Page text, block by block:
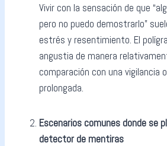
Vivir con la sensación de que
pero no puedo demostrarlo”
estrés y resentimiento. El
angustia de manera
comparación con una vigilancia
prolongada.
Escenarios comunes donde se
detector de mentiras